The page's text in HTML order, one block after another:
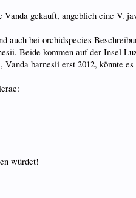
Vanda gekauft, angeblich eine
auch bei orchidspecies
Beide kommen auf der Insel
barnesii erst 2012, könnte
würdet!